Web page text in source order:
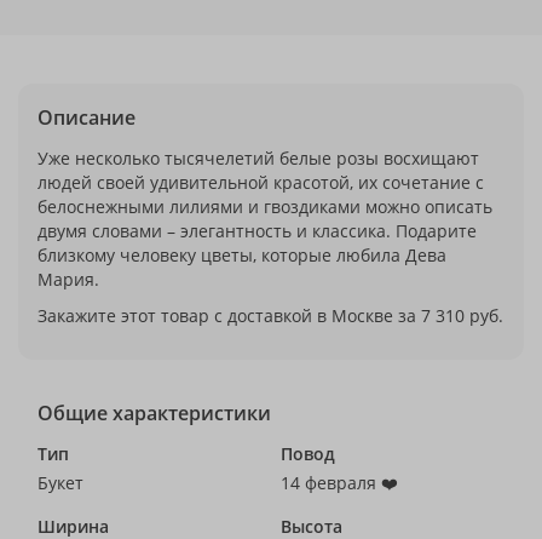
Описание
Уже несколько тысячелетий белые розы восхищают
людей своей удивительной красотой, их сочетание с
белоснежными лилиями и гвоздиками можно описать
двумя словами – элегантность и классика. Подарите
близкому человеку цветы, которые любила Дева
Мария.
Закажите этот товар с доставкой в Москве за 7 310 руб.
Общие характеристики
Тип
Букет
Повод
14 февраля ❤️
Ширина
Высота